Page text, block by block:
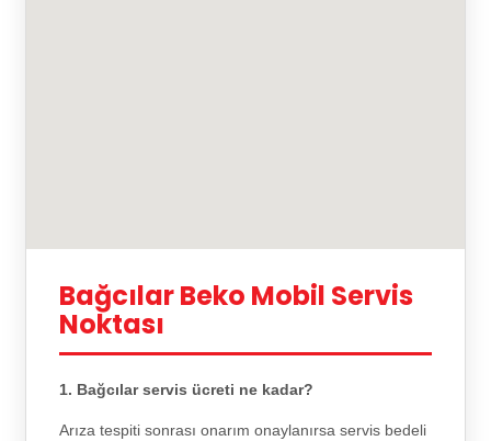
Bağcılar Beko Mobil Servis
Noktası
1. Bağcılar servis ücreti ne kadar?
Arıza tespiti sonrası onarım onaylanırsa servis bedeli